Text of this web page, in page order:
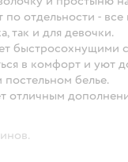
отдельности -
так и для девочки.
быстросохнущими
в комфорт и уют
белье.
отличным